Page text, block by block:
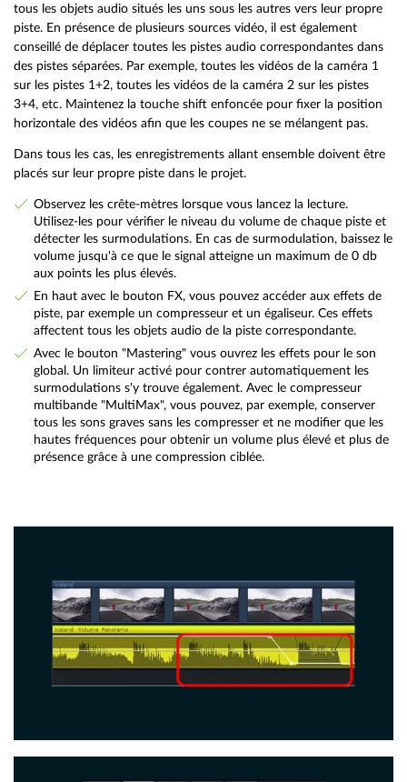
tous les objets audio situés les uns sous les autres vers leur propre
piste. En présence de plusieurs sources vidéo, il est également
conseillé de déplacer toutes les pistes audio correspondantes dans
des pistes séparées. Par exemple, toutes les vidéos de la caméra 1
sur les pistes 1+2, toutes les vidéos de la caméra 2 sur les pistes
3+4, etc. Maintenez la touche shift enfoncée pour fixer la position
horizontale des vidéos afin que les coupes ne se mélangent pas.
Dans tous les cas, les enregistrements allant ensemble doivent être
placés sur leur propre piste dans le projet.
Observez les crête-mètres lorsque vous lancez la lecture.
Utilisez-les pour vérifier le niveau du volume de chaque piste et
détecter les surmodulations. En cas de surmodulation, baissez le
volume jusqu'à ce que le signal atteigne un maximum de 0 db
aux points les plus élevés.
En haut avec le bouton FX, vous pouvez accéder aux effets de
piste, par exemple un compresseur et un égaliseur. Ces effets
affectent tous les objets audio de la piste correspondante.
Avec le bouton "Mastering" vous ouvrez les effets pour le son
global. Un limiteur activé pour contrer automatiquement les
surmodulations s'y trouve également. Avec le compresseur
multibande "MultiMax", vous pouvez, par exemple, conserver
tous les sons graves sans les compresser et ne modifier que les
hautes fréquences pour obtenir un volume plus élevé et plus de
présence grâce à une compression ciblée.